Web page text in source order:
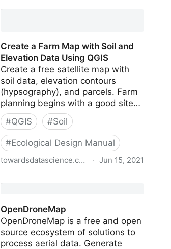
Create a Farm Map with Soil and
Elevation Data Using QGIS
Create a free satellite map with
soil data, elevation contours
(hypsography), and parcels. Farm
planning begins with a good site…
#QGIS #Soil
#Ecological Design Manual
towardsdatascience.com · Jun 15, 2021
OpenDroneMap
OpenDroneMap is a free and open
source ecosystem of solutions to
process aerial data. Generate